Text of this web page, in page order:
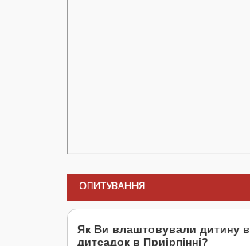
ОПИТУВАННЯ
Як Ви влаштовували дитину в
дитсадок в Приірпінні?